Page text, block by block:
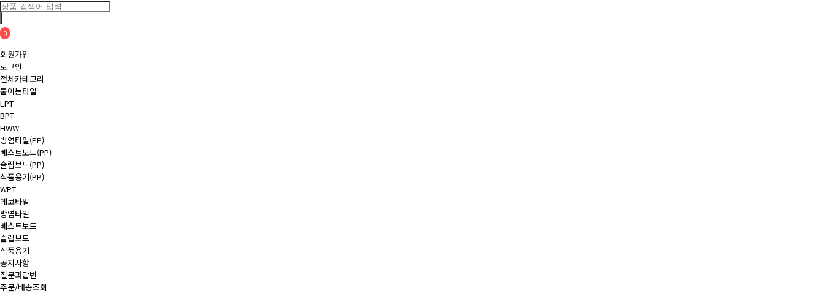
0
회원가입
로그인
전체카테고리
붙이는타일
LPT
BPT
HWW
방염타일(PP)
베스트보드(PP)
슬립보드(PP)
식품용기(PP)
WPT
데코타일
방염타일
베스트보드
슬립보드
식품용기
공지사항
질문과답변
주문/배송조회